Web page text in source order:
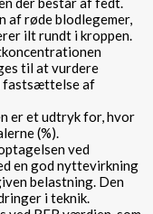
af røde blodlegemer,
ilt rundt i kroppen.
til at vurdere
fastsættelse af
er et udtryk for, hvor
(%).
ved
en god nyttevirkning
belastning. Den
i teknik.